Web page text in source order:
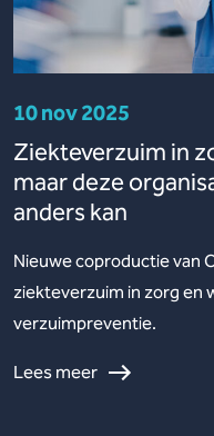
10 nov 2025
Ziekteverzuim in
maar deze
anders kan
Nieuwe coproductie van
ziekteverzuim in zorg en
verzuimpreventie.
Lees meer